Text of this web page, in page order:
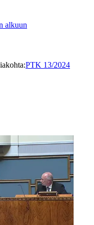
alkuun
:PTK 13/2024